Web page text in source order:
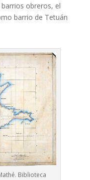
obreros, el
barrio de Tetuán
Biblioteca